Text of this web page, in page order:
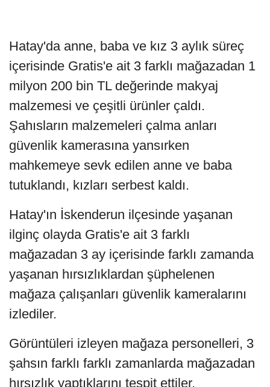
Hatay'da anne, baba ve kız 3 aylık süreç
içerisinde Gratis'e ait 3 farklı mağazadan 1
milyon 200 bin TL değerinde makyaj
malzemesi ve çeşitli ürünler çaldı.
Şahısların malzemeleri çalma anları
güvenlik kamerasına yansırken
mahkemeye sevk edilen anne ve baba
tutuklandı, kızları serbest kaldı.
Hatay'ın İskenderun ilçesinde yaşanan
ilginç olayda Gratis'e ait 3 farklı
mağazadan 3 ay içerisinde farklı zamanda
yaşanan hırsızlıklardan şüphelenen
mağaza çalışanları güvenlik kameralarını
izlediler.
Görüntüleri izleyen mağaza personelleri, 3
şahsın farklı farklı zamanlarda mağazadan
hırsızlık yaptıklarını tespit ettiler.